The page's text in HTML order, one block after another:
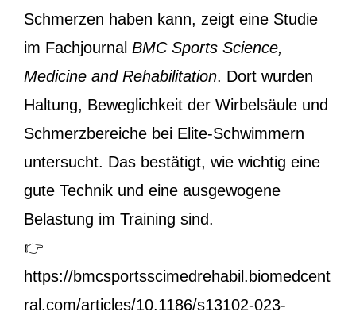
Schmerzen haben kann, zeigt eine Studie
im Fachjournal BMC Sports Science,
Medicine and Rehabilitation. Dort wurden
Haltung, Beweglichkeit der Wirbelsäule und
Schmerzbereiche bei Elite-Schwimmern
untersucht. Das bestätigt, wie wichtig eine
gute Technik und eine ausgewogene
Belastung im Training sind.
👉
https://bmcsportsscimedrehabil.biomedcent
ral.com/articles/10.1186/s13102-023-